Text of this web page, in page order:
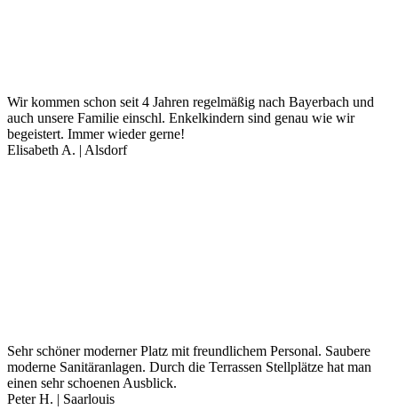
Wir kommen schon seit 4 Jahren regelmäßig nach Bayerbach und
auch unsere Familie einschl. Enkelkindern sind genau wie wir
begeistert. Immer wieder gerne!
Elisabeth A. | Alsdorf
Sehr schöner moderner Platz mit freundlichem Personal. Saubere
moderne Sanitäranlagen. Durch die Terrassen Stellplätze hat man
einen sehr schoenen Ausblick.
Peter H. | Saarlouis